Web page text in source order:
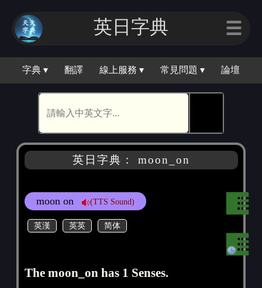
英日字典 ☰
字典 ▾ 翻譯 線上服務 ▾ 常見問題 ▾ 論壇
英日字典： moon_on
moon on (TTS Sound)
英漢 英英 简体
The moon_on has 1 Senses.